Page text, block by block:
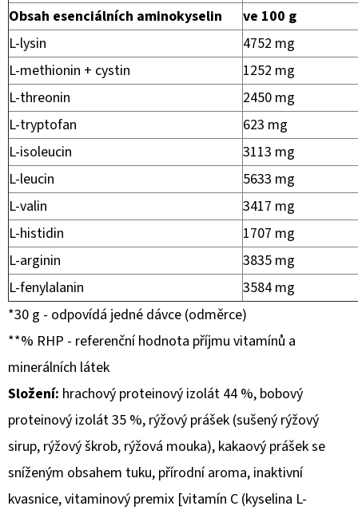
Obsah esenciálních aminokyselin
ve 100 g
L-lysin
4752 mg
L-methionin + cystin
1252 mg
L-threonin
2450 mg
L-tryptofan
623 mg
L-isoleucin
3113 mg
L-leucin
5633 mg
L-valin
3417 mg
L-histidin
1707 mg
L-arginin
3835 mg
L-fenylalanin
3584 mg
*30 g - odpovídá jedné dávce (odměrce)
**% RHP - referenční hodnota příjmu vitamínů a
minerálních látek
Složení: hrachový proteinový izolát 44 %, bobový
proteinový izolát 35 %, rýžový prášek (sušený rýžový
sirup, rýžový škrob, rýžová mouka), kakaový prášek se
sníženým obsahem tuku, přírodní aroma, inaktivní
kvasnice, vitaminový premix [vitamín C (kyselina L-